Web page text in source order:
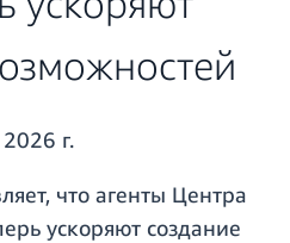
г.
что агенты Центра
ускоряют создание